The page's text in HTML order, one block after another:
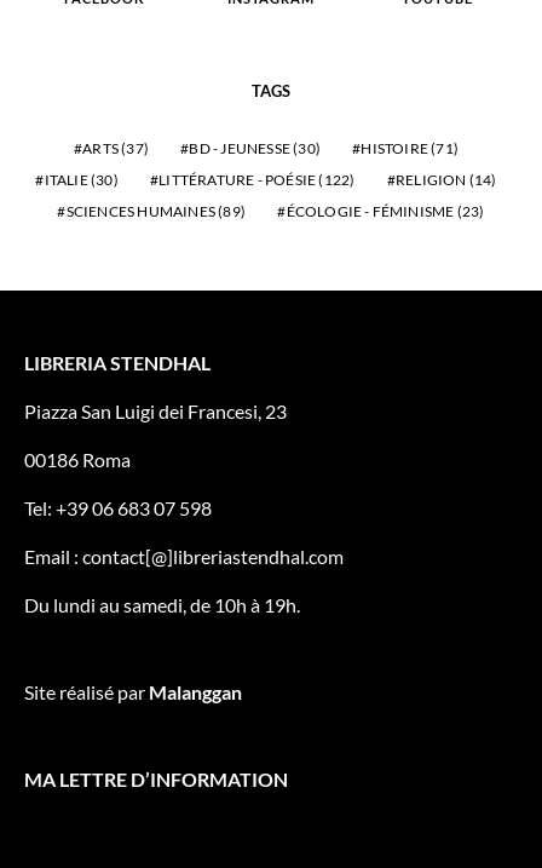
TAGS
ARTS(37) BD - JEUNESSE(30) HISTOIRE(71)
ITALIE(30) LITTÉRATURE - POÉSIE(122) RELIGION (14)
SCIENCES HUMAINES(89) ÉCOLOGIE - FÉMINISME (23)
LIBRERIA STENDHAL
Piazza San Luigi dei Francesi, 23
00186 Roma
Tel: +39 06 683 07 598
Email : contact[@]libreriastendhal.com
Du lundi au samedi, de 10h à 19h.
Site réalisé par Malanggan
MA LETTRE D’INFORMATION